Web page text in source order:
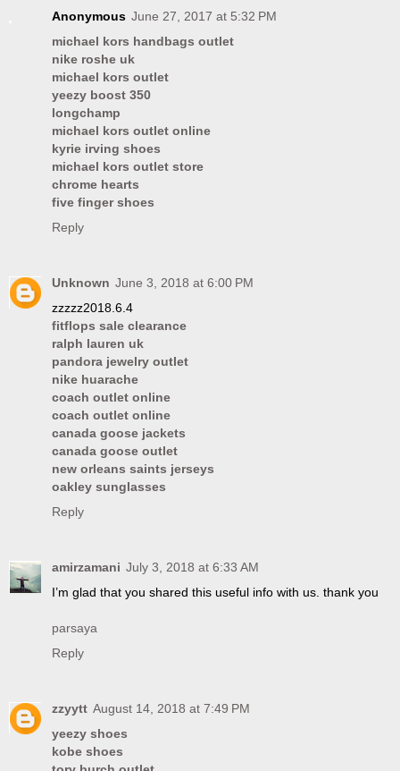
Anonymous June 27, 2017 at 5:32 PM
michael kors handbags outlet
nike roshe uk
michael kors outlet
yeezy boost 350
longchamp
michael kors outlet online
kyrie irving shoes
michael kors outlet store
chrome hearts
five finger shoes
Reply
Unknown June 3, 2018 at 6:00 PM
zzzzz2018.6.4
fitflops sale clearance
ralph lauren uk
pandora jewelry outlet
nike huarache
coach outlet online
coach outlet online
canada goose jackets
canada goose outlet
new orleans saints jerseys
oakley sunglasses
Reply
amirzamani July 3, 2018 at 6:33 AM
I’m glad that you shared this useful info with us. thank you
parsaya
Reply
zzyytt August 14, 2018 at 7:49 PM
yeezy shoes
kobe shoes